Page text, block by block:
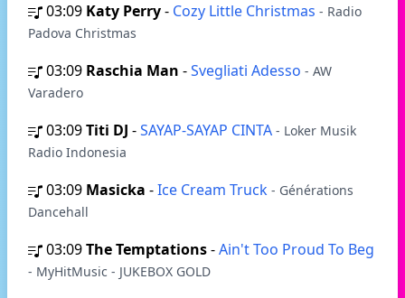
03:09 Katy Perry- Cozy Little Christmas - Radio
Padova Christmas
03:09 Raschia Man -Svegliati Adesso - AW
Varadero
03:09Titi DJ -SAYAP-SAYAP CINTA - Loker Musik
Radio Indonesia
03:09 Masicka -Ice Cream Truck - Générations
Dancehall
03:09The Temptations-Ain't Too Proud To Beg
- MyHitMusic - JUKEBOX GOLD